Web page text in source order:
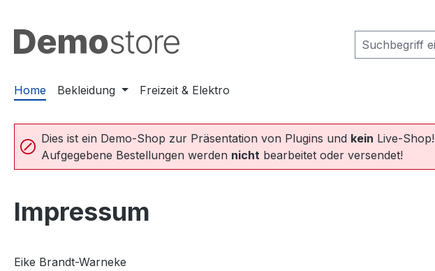
Home Bekleidung Freizeit & Elektro
Dies ist ein Demo-Shop zur Präsentation von Plugins und kein Live-Shop!
Aufgegebene Bestellungen werden nicht bearbeitet oder versendet!
Impressum
Eike Brandt-Warneke